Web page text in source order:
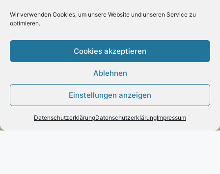
Wir verwenden Cookies, um unsere Website und unseren Service zu
optimieren.
Cookies akzeptieren
Ablehnen
Einstellungen anzeigen
DatenschutzerklärungDatenschutzerklärungImpressum
engels-mode-schmuck@web.de
Montag: 10 – 13 Uhr
Dienstag bis Freitag: 10 – 13 und 14 – 17 Uhr
Samstag: 10 – 13 Uhr